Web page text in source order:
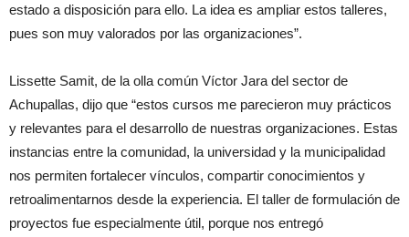
estado a disposición para ello. La idea es ampliar estos talleres,
pues son muy valorados por las organizaciones”.
Lissette Samit, de la olla común Víctor Jara del sector de
Achupallas, dijo que “estos cursos me parecieron muy prácticos
y relevantes para el desarrollo de nuestras organizaciones. Estas
instancias entre la comunidad, la universidad y la municipalidad
nos permiten fortalecer vínculos, compartir conocimientos y
retroalimentarnos desde la experiencia. El taller de formulación de
proyectos fue especialmente útil, porque nos entregó